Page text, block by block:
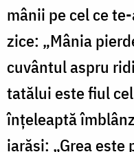
mânii pe cel ce
zice: „Mânia
cuvântul aspru
tatălui este fiul
înţeleaptă
iarăşi: „Grea este